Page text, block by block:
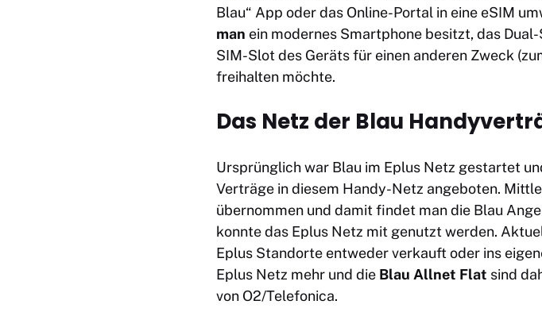
Blau“ App oder das Online-Portal in eine eSIM
man ein modernes Smartphone besitzt, das
SIM-Slot des Geräts für einen anderen Zweck
freihalten möchte.
Das Netz der Blau
Ursprünglich war Blau im Eplus Netz gestartet
Verträge in diesem Handy-Netz angeboten.
übernommen und damit findet man die Blau
konnte das Eplus Netz mit genutzt werden.
Eplus Standorte entweder verkauft oder ins
Eplus Netz mehr und die Blau Allnet Flat sind
von O2/Telefonica.